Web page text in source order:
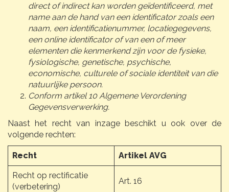
direct of indirect kan worden geïdentificeerd, met
name aan de hand van een identificator zoals een
naam, een identificatienummer, locatiegegevens,
een online identificator of van een of meer
elementen die kenmerkend zijn voor de fysieke,
fysiologische, genetische, psychische,
economische, culturele of sociale identiteit van die
natuurlijke persoon.
Conform artikel 10 Algemene Verordening
Gegevensverwerking.
Naast het recht van inzage beschikt u ook over de
volgende rechten:
Recht Artikel AVG
Recht op rectificatie
(verbetering)
Art. 16